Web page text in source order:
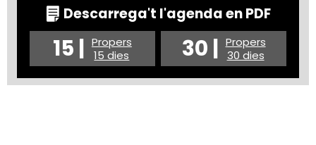
Descarrega't l'agenda en PDF
15 | Propers
15 dies
30 | Propers
30 dies